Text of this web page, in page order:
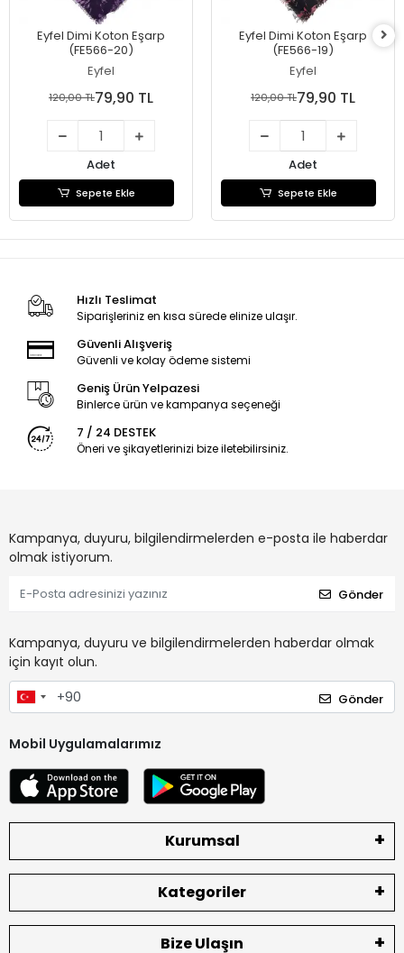
Eyfel Dimi Koton Eşarp
(FE566-20)
Eyfel
120,00 TL79,90 TL
Adet
Sepete Ekle
Eyfel Dimi Koton Eşarp
(FE566-19)
Eyfel
120,00 TL79,90 TL
Adet
Sepete Ekle
Hızlı Teslimat
Siparişleriniz en kısa sürede elinize ulaşır.
Güvenli Alışveriş
Güvenli ve kolay ödeme sistemi
Geniş Ürün Yelpazesi
Binlerce ürün ve kampanya seçeneği
7 / 24 DESTEK
Öneri ve şikayetlerinizi bize iletebilirsiniz.
Kampanya, duyuru, bilgilendirmelerden e-posta ile haberdar
olmak istiyorum.
Gönder
Kampanya, duyuru ve bilgilendirmelerden haberdar olmak
için kayıt olun.
Gönder
Mobil Uygulamalarımız
Kurumsal
Kategoriler
Bize Ulaşın